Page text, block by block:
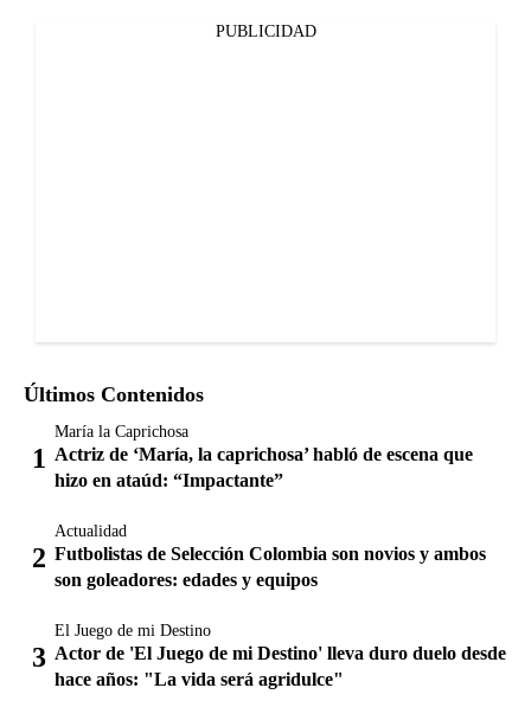
PUBLICIDAD
Últimos Contenidos
María la Caprichosa
Actriz de ‘María, la caprichosa’ habló de escena que
hizo en ataúd: “Impactante”
Actualidad
Futbolistas de Selección Colombia son novios y ambos
son goleadores: edades y equipos
El Juego de mi Destino
Actor de 'El Juego de mi Destino' lleva duro duelo desde
hace años: "La vida será agridulce"